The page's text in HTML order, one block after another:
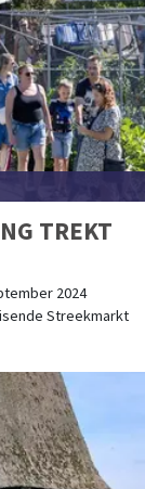
TREKT
2024
Streekmarkt